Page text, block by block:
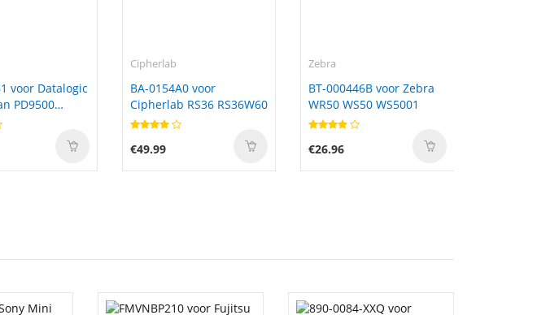
voor Datalogic
PD9500
PD9601
Cipherlab
BA-0154A0 voor
Cipherlab RS36 RS36W60
€49.99
Zebra
BT-000446B voor Zebra
WR50 WS50 WS5001
€26.96